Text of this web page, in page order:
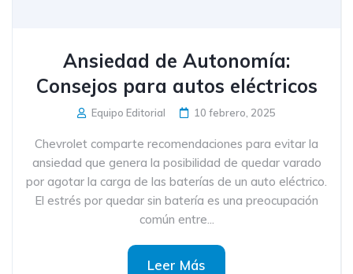
Ansiedad de Autonomía:
Consejos para autos eléctricos
Equipo Editorial 10 febrero, 2025
Chevrolet comparte recomendaciones para evitar la
ansiedad que genera la posibilidad de quedar varado
por agotar la carga de las baterías de un auto eléctrico.
El estrés por quedar sin batería es una preocupación
común entre...
Leer Más